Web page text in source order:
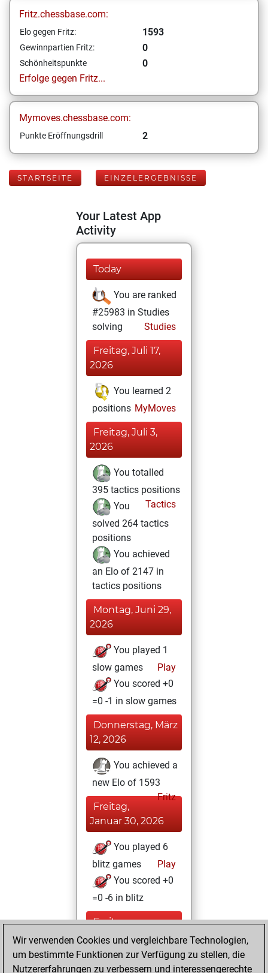
Fritz.chessbase.com:
Elo gegen Fritz: 1593
Gewinnpartien Fritz: 0
Schönheitspunkte
0
Erfolge gegen Fritz...
Mymoves.chessbase.com:
Punkte Eröffnungsdrill 2
STARTSEITE EINZELERGEBNISSE
Your Latest App
Activity
Today
You are ranked
#25983 in Studies
solving
Studies
Freitag, Juli 17,
2026
You learned 2
positions MyMoves
Freitag, Juli 3,
2026
You totalled
395 tactics positions
Tactics
You
solved 264 tactics
positions
You achieved
an Elo of 2147 in
tactics positions
Montag, Juni 29,
2026
You played 1
slow games
Play
You scored +0
=0 -1 in slow games
Donnerstag, März
12, 2026
You achieved a
new Elo of 1593
Fritz
Freitag,
Januar 30, 2026
You played 6
blitz games
Play
You scored +0
=0 -6 in blitz
Freitag,
November 17,
2023
Wir verwenden Cookies und vergleichbare Technologien,
um bestimmte Funktionen zur Verfügung zu stellen, die
Nutzererfahrungen zu verbessern und interessengerechte